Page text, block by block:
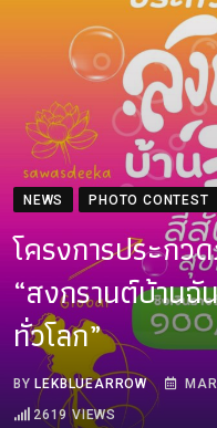
NEWS PHOTO CONTEST
โครงการประก
“สงกรานต์บ้าน
ทั่วโลก”
BYLEKBLUEARROW
2619 VIEWS